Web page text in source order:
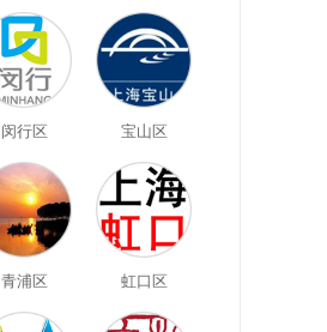
闵行区 宝山区
青浦区 虹口区